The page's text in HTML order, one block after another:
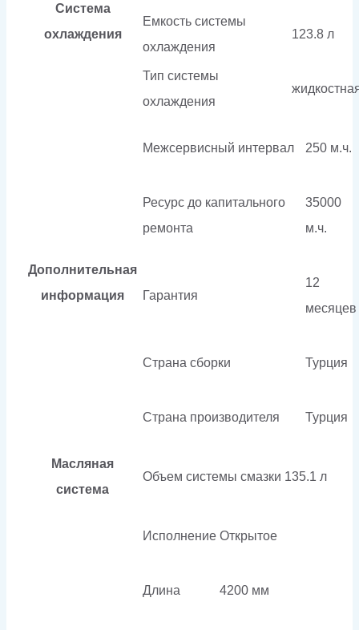
Система
охлаждения
Емкость системы
охлаждения
123.8 л
Тип системы
охлаждения
Дополнительная
информация
Межсервисный интервал 250 м.ч.
Ресурс до капитального
ремонта
35000
м.ч.
Гарантия
12
месяцев
Страна сборки Турция
Страна производителя Турция
Масляная
система
Объем системы смазки 135.1 л
Исполнение Открытое
Длина 4200 мм